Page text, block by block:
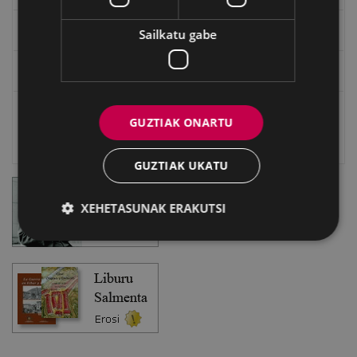
Eibarko Idazlanen Datu-basea
Sailkatu gabe
GUZTIAK ONARTU
GUZTIAK UKATU
XEHETASUNAK ERAKUTSI